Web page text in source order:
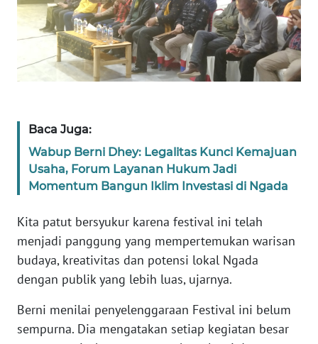
Baca Juga:
Wabup Berni Dhey: Legalitas Kunci Kemajuan
Usaha, Forum Layanan Hukum Jadi
Momentum Bangun Iklim Investasi di Ngada
Kita patut bersyukur karena festival ini telah
menjadi panggung yang mempertemukan warisan
budaya, kreativitas dan potensi lokal Ngada
dengan publik yang lebih luas, ujarnya.
Berni menilai penyelenggaraan Festival ini belum
sempurna. Dia mengatakan setiap kegiatan besar
WN
PAPUA
WN
PAPUA
WN
RIAU
WN
WN
JAMBI
SULTRA